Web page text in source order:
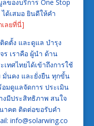
ของบริการ One Stop
ได้เสมอ ยินดีให้คำ
ลยที่นี่]
ดตั้ง และดูแล บำรุง
ร เราคือ ผู้นำ ด้าน
ทศไทยได้เข้าถึงการใช้
มั่นคง และยั่งยืน ทุกขั้น
อมดูแลจัดการ ประเมิน
งมีประสิทธิภาพ สนใจ
นาคต ติดต่อขอรับคำ
info@solarwing.co